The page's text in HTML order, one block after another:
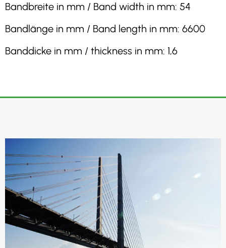
Bandbreite in mm / Band width in mm: 54
Bandlänge in mm / Band length in mm: 6600
Banddicke in mm / thickness in mm: 1,6